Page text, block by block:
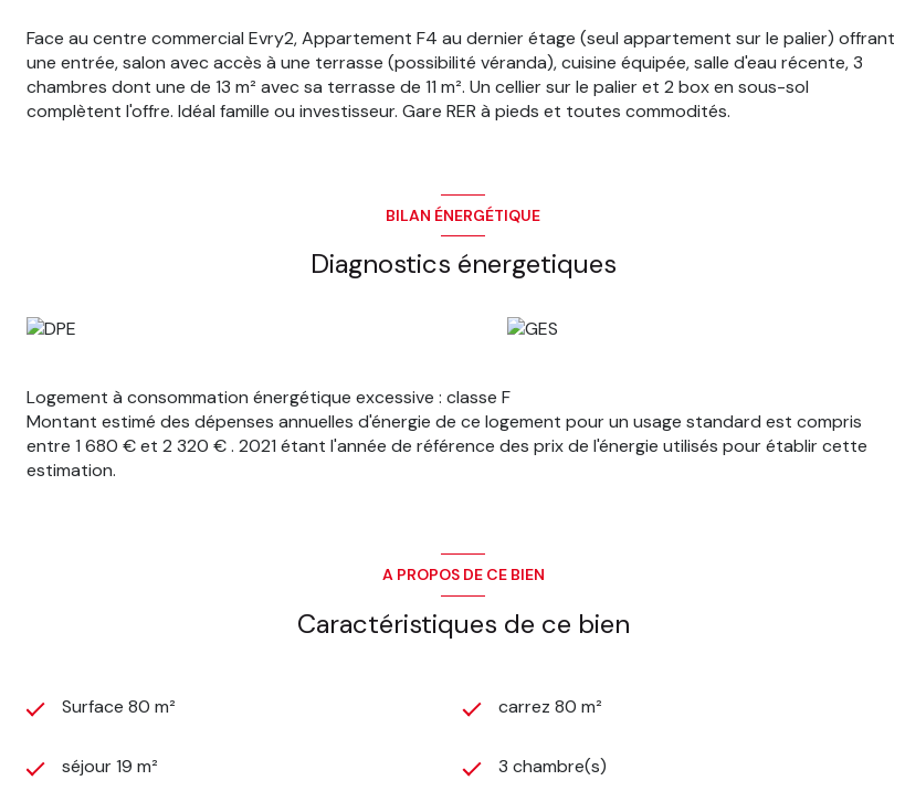
Face au centre commercial Evry2, Appartement F4 au dernier étage (seul appartement sur le palier) offrant
une entrée, salon avec accès à une terrasse (possibilité véranda), cuisine équipée, salle d'eau récente, 3
chambres dont une de 13 m² avec sa terrasse de 11 m². Un cellier sur le palier et 2 box en sous-sol
complètent l'offre. Idéal famille ou investisseur. Gare RER à pieds et toutes commodités.
BILAN ÉNERGÉTIQUE
Diagnostics énergetiques
Logement à consommation énergétique excessive : classe F
Montant estimé des dépenses annuelles d'énergie de ce logement pour un usage standard est compris
entre 1 680 € et 2 320 € . 2021 étant l'année de référence des prix de l'énergie utilisés pour établir cette
estimation.
A PROPOS DE CE BIEN
Caractéristiques de ce bien
Surface 80 m² carrez 80 m²
séjour 19 m² 3 chambre(s)